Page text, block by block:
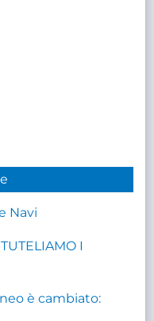
Navi
I
è cambiato: